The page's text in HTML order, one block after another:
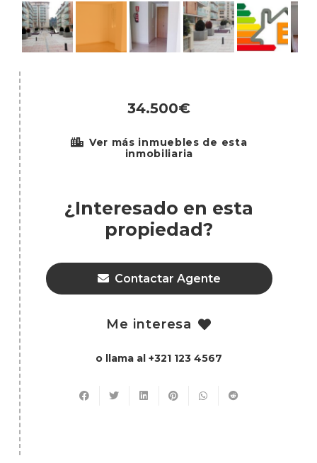
34.500€
Ver más inmuebles de esta
inmobiliaria
¿Interesado en esta
propiedad?
Contactar Agente
Me interesa
o llama al +321 123 4567